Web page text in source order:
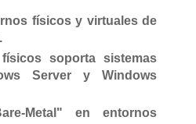
físicos y virtuales de
soporta sistemas
Server y Windows
Metal" en entornos